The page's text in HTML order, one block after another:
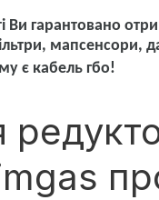
гарантовано
мапсенсори,
є кабель гбо!